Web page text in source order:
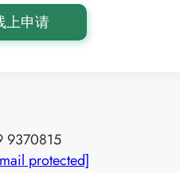
上申请
9370815
protected]